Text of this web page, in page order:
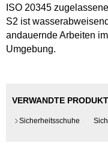
ISO 20345
S2 ist
andauernde Arbeiten
Umgebung.
VERWANDTE
Sicherheitsschuhe